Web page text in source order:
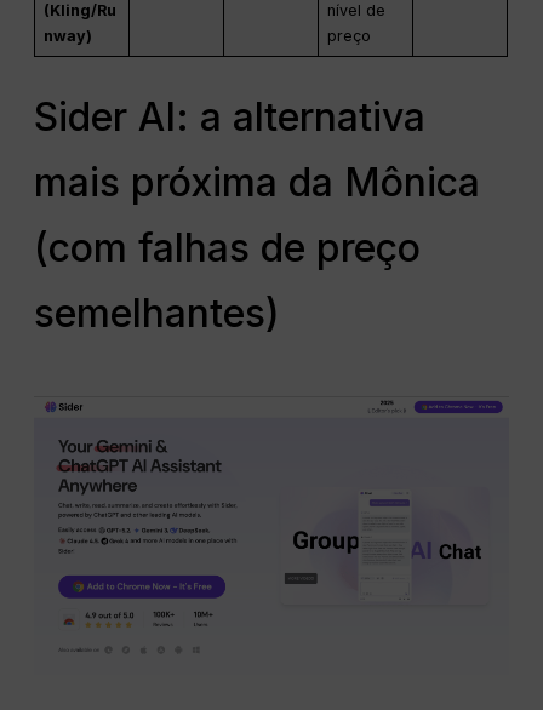
(Kling/Ru
nway)
nível de
preço
Sider AI: a alternativa
mais próxima da Mônica
(com falhas de preço
semelhantes)